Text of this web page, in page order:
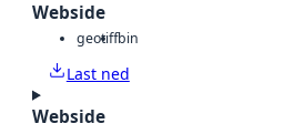
Webside
geotiffbin
Last ned
Webside